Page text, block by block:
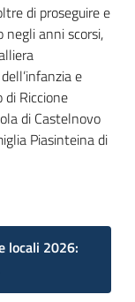
di proseguire e
negli anni scorsi,
e
di Riccione
di Castelnovo
Piasinteina di
locali 2026: